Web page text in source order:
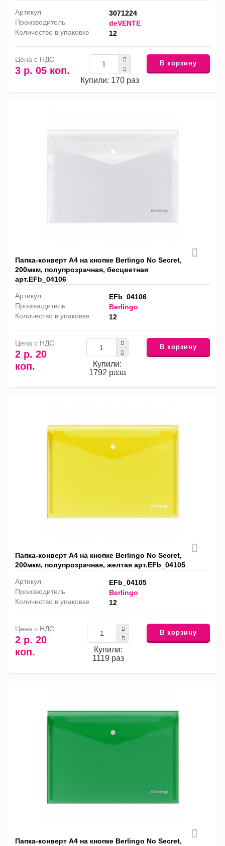
Артикул
3071224
Производитель
deVENTE
Количество в упаковке
12
Цена с НДС
3 р. 05 коп.
Купили: 170 раз
В корзину
Папка-конверт А4 на кнопке Berlingo No Secret,
200мкм, полупрозрачная, бесцветная
арт.EFb_04106
Артикул
EFb_04106
Производитель
Berlingo
Количество в упаковке
12
Цена с НДС
2 р. 20
коп.
Купили:
1792 раза
В корзину
Папка-конверт А4 на кнопке Berlingo No Secret,
200мкм, полупрозрачная, желтая арт.EFb_04105
Артикул
EFb_04105
Производитель
Berlingo
Количество в упаковке
12
Цена с НДС
2 р. 20
коп.
Купили:
1119 раз
В корзину
Папка-конверт А4 на кнопке Berlingo No Secret,